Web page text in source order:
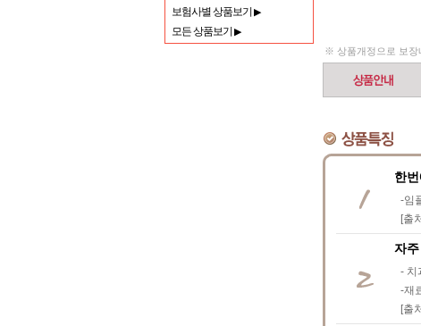
보험사별 상품보기▶
모든 상품보기 ▶
※ 상품개정으로 보장
한
-임
[출
자
- 치
-재
[출